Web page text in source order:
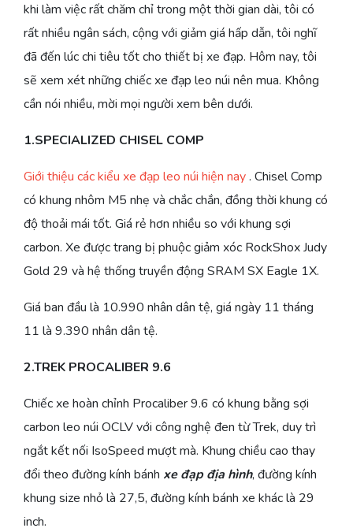
khi làm việc rất chăm chỉ trong một thời gian dài, tôi có
rất nhiều ngân sách, cộng với giảm giá hấp dẫn, tôi nghĩ
đã đến lúc chi tiêu tốt cho thiết bị xe đạp. Hôm nay, tôi
sẽ xem xét những chiếc xe đạp leo núi nên mua. Không
cần nói nhiều, mời mọi người xem bên dưới.
1.SPECIALIZED CHISEL COMP
Giới thiệu các kiểu xe đạp leo núi hiện nay. Chisel Comp
có khung nhôm M5 nhẹ và chắc chắn, đồng thời khung có
độ thoải mái tốt. Giá rẻ hơn nhiều so với khung sợi
carbon. Xe được trang bị phuộc giảm xóc RockShox Judy
Gold 29 và hệ thống truyền động SRAM SX Eagle 1X.
Giá ban đầu là 10.990 nhân dân tệ, giá ngày 11 tháng
11 là 9.390 nhân dân tệ.
2.TREK PROCALIBER 9.6
Chiếc xe hoàn chỉnh Procaliber 9.6 có khung bằng sợi
carbon leo núi OCLV với công nghệ đen từ Trek, duy trì
ngắt kết nối IsoSpeed ​​mượt mà. Khung chiều cao thay
đổi theo đường kính bánh xe đạp địa hình, đường kính
khung size nhỏ là 27,5, đường kính bánh xe khác là 29
inch.